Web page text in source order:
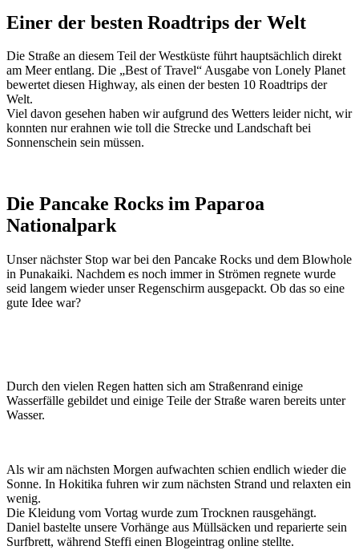
Einer der besten Roadtrips der Welt
Die Straße an diesem Teil der Westküste führt hauptsächlich direkt
am Meer entlang. Die „Best of Travel“ Ausgabe von Lonely Planet
bewertet diesen Highway, als einen der besten 10 Roadtrips der
Welt.
Viel davon gesehen haben wir aufgrund des Wetters leider nicht, wir
konnten nur erahnen wie toll die Strecke und Landschaft bei
Sonnenschein sein müssen.
Die Pancake Rocks im Paparoa
Nationalpark
Unser nächster Stop war bei den Pancake Rocks und dem Blowhole
in Punakaiki. Nachdem es noch immer in Strömen regnete wurde
seid langem wieder unser Regenschirm ausgepackt. Ob das so eine
gute Idee war?
Durch den vielen Regen hatten sich am Straßenrand einige
Wasserfälle gebildet und einige Teile der Straße waren bereits unter
Wasser.
Als wir am nächsten Morgen aufwachten schien endlich wieder die
Sonne. In Hokitika fuhren wir zum nächsten Strand und relaxten ein
wenig.
Die Kleidung vom Vortag wurde zum Trocknen rausgehängt.
Daniel bastelte unsere Vorhänge aus Müllsäcken und reparierte sein
Surfbrett, während Steffi einen Blogeintrag online stellte.